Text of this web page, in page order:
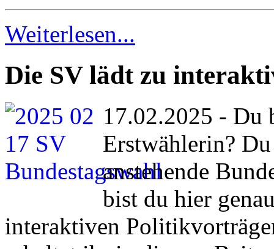
Weiterlesen...
Die SV lädt zu
17.02.2025 - Du
Erstwählerin?
anstehende
bist du hier
interaktiven